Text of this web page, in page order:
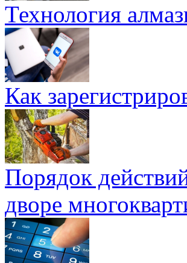
Технология
Как
Порядок
дворе